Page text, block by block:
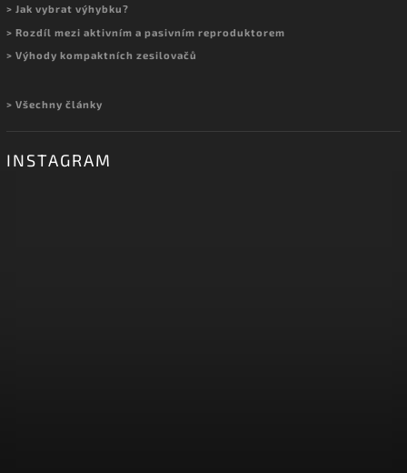
> Jak vybrat výhybku?
> Rozdíl mezi aktivním a pasivním reproduktorem
> Výhody kompaktních zesilovačů
> Všechny články
INSTAGRAM